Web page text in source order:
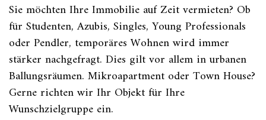
Sie möchten Ihre Immobilie auf Zeit vermieten? Ob
für Studenten, Azubis, Singles, Young Professionals
oder Pendler, temporäres Wohnen wird immer
stärker nachgefragt. Dies gilt vor allem in urbanen
Ballungsräumen. Mikroapartment oder Town House?
Gerne richten wir Ihr Objekt für Ihre
Wunschzielgruppe ein.